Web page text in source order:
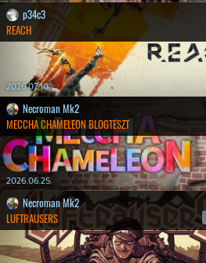
p34c3
REACH
2026.07.10.
Necroman Mk2
MECCHA CHAMELEON BLOGTESZT
2026.06.25.
Necroman Mk2
LUFTRAUSERS